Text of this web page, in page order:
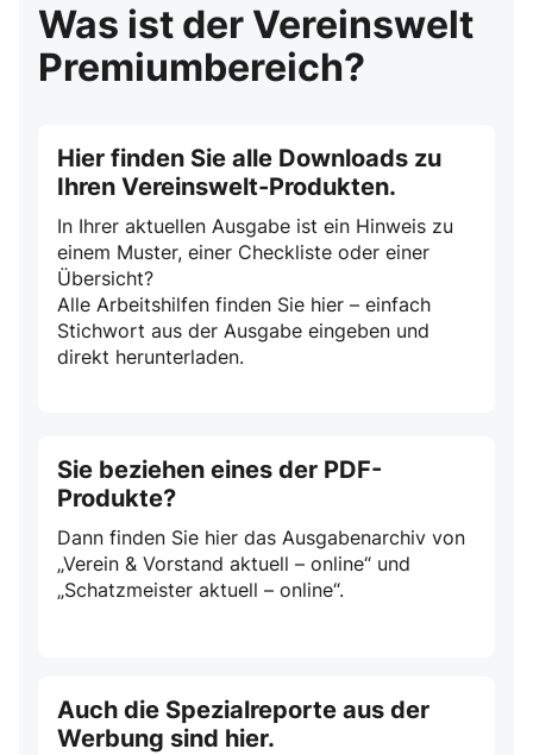
Was ist der Vereinswelt
Premiumbereich?
Hier finden Sie alle Downloads zu
Ihren Vereinswelt-Produkten.
In Ihrer aktuellen Ausgabe ist ein Hinweis zu
einem Muster, einer Checkliste oder einer
Übersicht?
Alle Arbeitshilfen finden Sie hier – einfach
Stichwort aus der Ausgabe eingeben und
direkt herunterladen.
Sie beziehen eines der PDF-
Produkte?
Dann finden Sie hier das Ausgabenarchiv von
„Verein & Vorstand aktuell – online“ und
„Schatzmeister aktuell – online“.
Auch die Spezialreporte aus der
Werbung sind hier.